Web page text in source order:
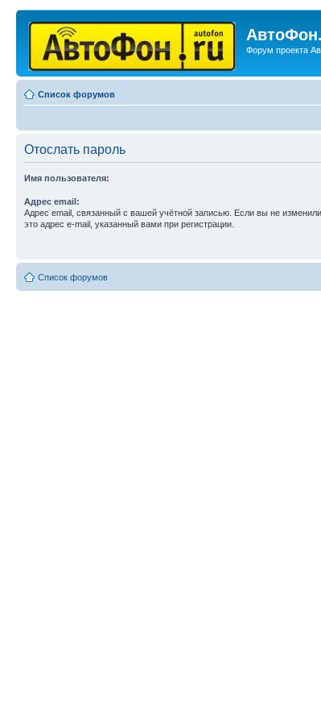
Форум проекта
Список форумов
Отослать пароль
Имя пользователя:
Адрес email:
Адрес email, связанный с вашей учётной записью. Если вы не
это адрес e-mail, указанный вами при регистрации.
Список форумов